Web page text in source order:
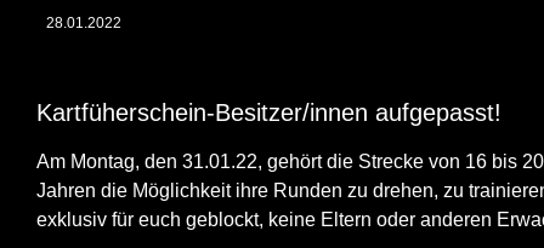
28.01.2022
Kartfüherschein-Besitzer/innen aufgepasst!
Am Montag, den 31.01.22, gehört die Strecke von 16 bis
Jahren die Möglichkeit ihre Runden zu drehen, zu
exklusiv für euch geblockt, keine Eltern oder anderen